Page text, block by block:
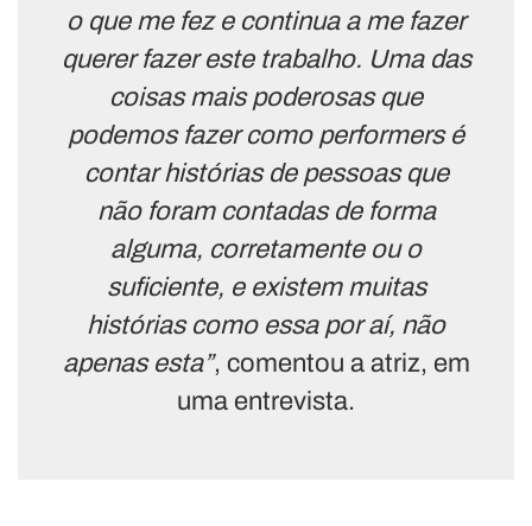
o que me fez e continua a me fazer
querer fazer este trabalho. Uma das
coisas mais poderosas que
podemos fazer como performers é
contar histórias de pessoas que
não foram contadas de forma
alguma, corretamente ou o
suficiente, e existem muitas
histórias como essa por aí, não
apenas esta”, comentou a atriz, em
uma entrevista.